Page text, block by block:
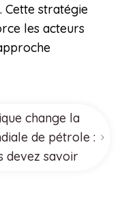
stratégie
les acteurs
change la
de pétrole :
devez savoir